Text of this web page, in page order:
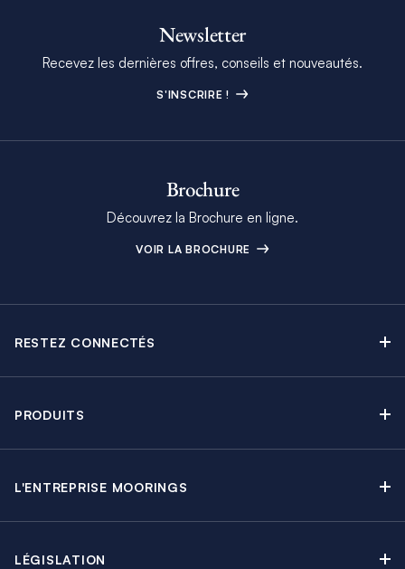
Newsletter
Recevez les dernières offres, conseils et nouveautés.
S'INSCRIRE !
Brochure
Découvrez la Brochure en ligne.
VOIR LA BROCHURE
RESTEZ CONNECTÉS
Offres en cours
PRODUITS
Groupes & Incentives
L'ENTREPRISE MOORINGS
LÉGISLATION